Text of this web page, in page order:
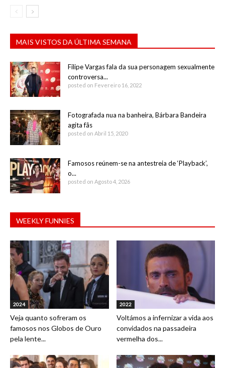
MAIS VISTOS DA ÚLTIMA SEMANA
Filipe Vargas fala da sua personagem sexualmente
controversa...
posted on Fevereiro 16, 2022
Fotografada nua na banheira, Bárbara Bandeira
agita fãs
posted on Abril 15, 2020
Famosos reúnem-se na antestreia de ‘Playback’,
o...
posted on Agosto 4, 2026
WEEKLY FUNNIES
2024
Veja quanto sofreram os
famosos nos Globos de Ouro
pela lente...
2022
Voltámos a infernizar a vida aos
convidados na passadeira
vermelha dos...